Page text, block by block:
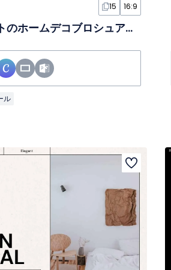
15 16:9
ミニマルなイラストのホームデコブロシュアスライド
ル